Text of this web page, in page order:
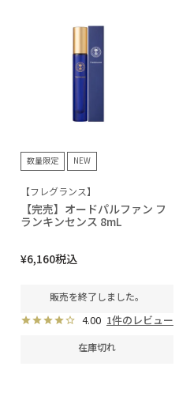
数量限定 NEW
【フレグランス】
【完売】オードパルファン フ
ランキンセンス 8mL
¥6,160税込
販売を終了しました。
4.00 1件のレビュー
在庫切れ